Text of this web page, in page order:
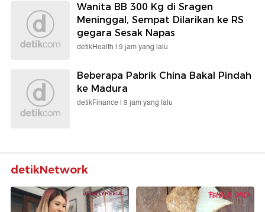
Wanita BB 300 Kg di Sragen
Meninggal, Sempat Dilarikan ke RS
gegara Sesak Napas
detikHealth | 9 jam yang lalu
Beberapa Pabrik China Bakal Pindah
ke Madura
detikFinance | 9 jam yang lalu
detikNetwork